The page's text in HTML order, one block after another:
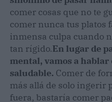
comer cosas que no te
comer nunca tus platos
inmensa culpa cuando
tan rígido.En lugar de
mental, vamos a
saludable. Comer de
más allá de solo ingerir
fuera, bastaría comer